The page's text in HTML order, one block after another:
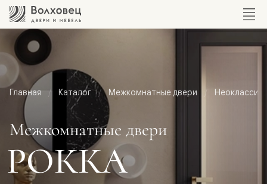
Главная Каталог Межкомнатные двери Неоклассика
Межкомнатные двери
РОККА